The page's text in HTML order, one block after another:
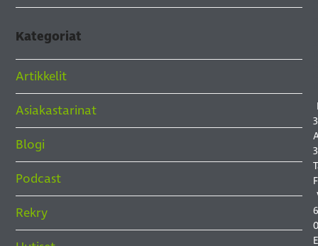
Kategoriat
Artikkelit
Asiakastarinat
Blogi
Podcast
Rekry
3